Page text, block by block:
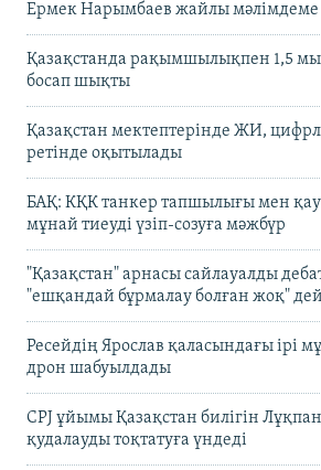
Ермек Нарымбаев жайлы
Қазақстанда рақымшылықпен 1,5
босап шықты
Қазақстан мектептерінде ЖИ,
ретінде оқытылады
БАҚ: КҚК танкер тапшылығы мен
мұнай тиеуді үзіп-созуға мәжбүр
"Қазақстан" арнасы сайлауалды
"ешқандай бұрмалау болған жоқ"
Ресейдің Ярослав қаласындағы ірі
дрон шабуылдады
CPJ ұйымы Қазақстан билігін
қудалауды тоқтатуға үндеді